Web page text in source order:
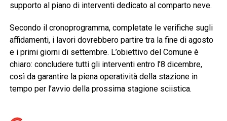
supporto al piano di interventi dedicato al comparto neve.
Secondo il cronoprogramma, completate le verifiche sugli
affidamenti, i lavori dovrebbero partire tra la fine di agosto
e i primi giorni di settembre. L’obiettivo del Comune è
chiaro: concludere tutti gli interventi entro l’8 dicembre,
così da garantire la piena operatività della stazione in
tempo per l’avvio della prossima stagione sciistica.